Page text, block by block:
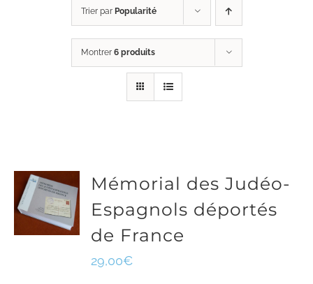
Trier par Popularité
Montrer 6 produits
Mémorial des Judéo-
Espagnols déportés
de France
29,00€